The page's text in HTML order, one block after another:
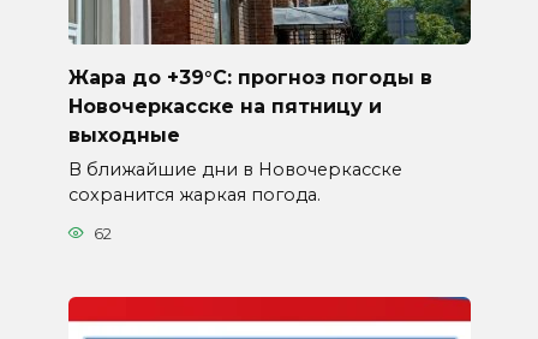
Жара до +39°C: прогноз погоды в
Новочеркасске на пятницу и
выходные
В ближайшие дни в Новочеркасске
сохранится жаркая погода.
62